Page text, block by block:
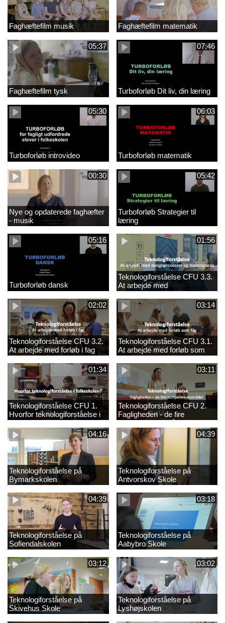
Faghæftefilm musik Faghæftefilm matematik
05:37
Faghæftefilm tysk
07:46
Turboforløb Dit liv, din læring
05:30
Turboforløb introvideo
06:03
Turboforløb matematik
00:30
Nye og opdaterede faghæfter
- musik
05:42
Turboforløb Strategier til
læring
05:16
Turboforløb dansk
01:56
Teknologiforståelse CFU 3.3.
At arbejde med
designprocesser og
makerspaces
02:02
Teknologiforståelse CFU 3.2.
At arbejde med forløb i fag
03:14
Teknologiforståelse CFU 3.1.
At arbejde med forløb som
fag
01:34
Teknologiforståelse CFU 1.
Hvorfor teknologiforståelse i
folkeskolen?
03:11
Teknologiforståelse CFU 2.
Fagligheden - de fire
kompetenceområder
04:16
Teknologiforståelse på
Bymarkskolen
04:39
Teknologiforståelse på
Antvorskov Skole
04:39
Teknologiforståelse på
Sofiendalskolen
03:18
Teknologiforståelse på
Aabybro Skole
03:12
Teknologiforståelse på
Skivehus Skole
03:02
Teknologiforståelse på
Lyshøjskolen